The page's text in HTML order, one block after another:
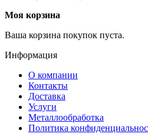
Моя корзина
Ваша корзина покупок пуста.
Информация
О компании
Контакты
Доставка
Услуги
Металлообработка
Политика